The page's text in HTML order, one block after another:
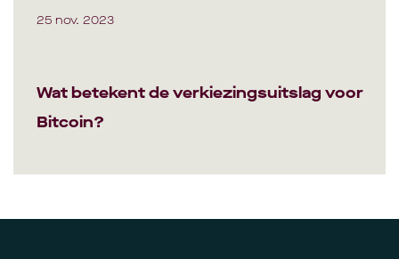
25 nov. 2023
Wat betekent de verkiezingsuitslag voor
Bitcoin?